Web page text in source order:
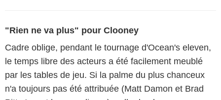
"Rien ne va plus" pour Clooney
Cadre oblige, pendant le tournage d'Ocean's eleven,
le temps libre des acteurs a été facilement meublé
par les tables de jeu. Si la palme du plus chanceux
n'a toujours pas été attribuée (Matt Damon et Brad